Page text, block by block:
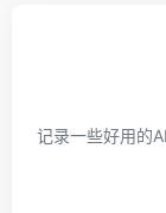
记录一些好用的